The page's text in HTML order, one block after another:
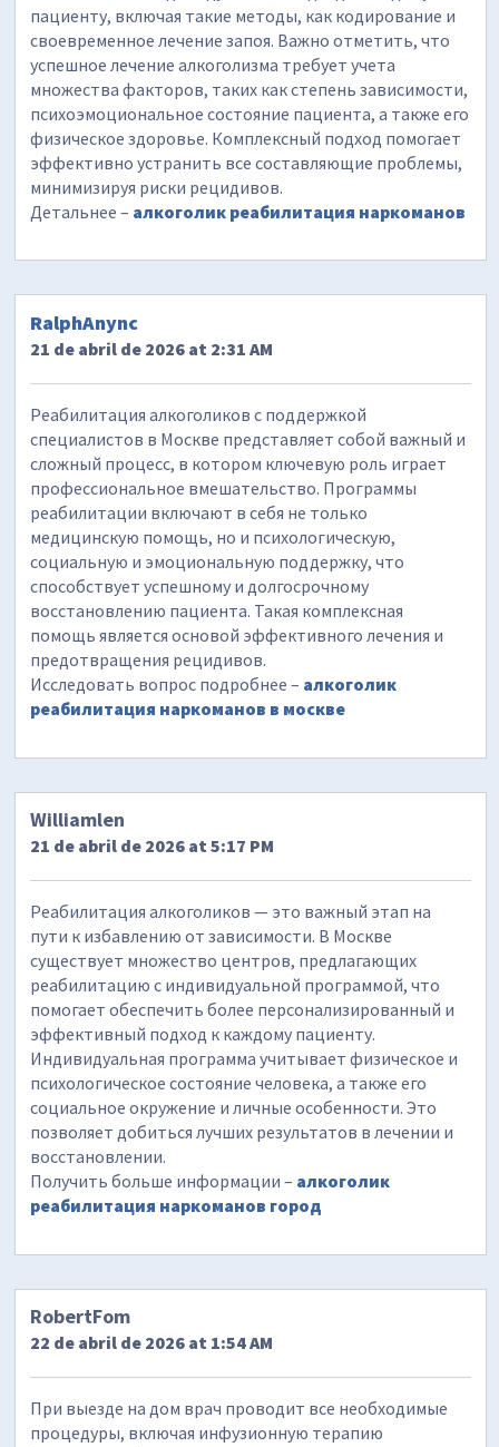
пациенту, включая такие методы, как кодирование и
своевременное лечение запоя. Важно отметить, что
успешное лечение алкоголизма требует учета
множества факторов, таких как степень зависимости,
психоэмоциональное состояние пациента, а также его
физическое здоровье. Комплексный подход помогает
эффективно устранить все составляющие проблемы,
минимизируя риски рецидивов.
Детальнее – алкоголик реабилитация наркоманов
RalphAnync
21 de abril de 2026 at 2:31 AM
Реабилитация алкоголиков с поддержкой
специалистов в Москве представляет собой важный и
сложный процесс, в котором ключевую роль играет
профессиональное вмешательство. Программы
реабилитации включают в себя не только
медицинскую помощь, но и психологическую,
социальную и эмоциональную поддержку, что
способствует успешному и долгосрочному
восстановлению пациента. Такая комплексная
помощь является основой эффективного лечения и
предотвращения рецидивов.
Исследовать вопрос подробнее – алкоголик
реабилитация наркоманов в москве
Williamlen
21 de abril de 2026 at 5:17 PM
Реабилитация алкоголиков — это важный этап на
пути к избавлению от зависимости. В Москве
существует множество центров, предлагающих
реабилитацию с индивидуальной программой, что
помогает обеспечить более персонализированный и
эффективный подход к каждому пациенту.
Индивидуальная программа учитывает физическое и
психологическое состояние человека, а также его
социальное окружение и личные особенности. Это
позволяет добиться лучших результатов в лечении и
восстановлении.
Получить больше информации – алкоголик
реабилитация наркоманов город
RobertFom
22 de abril de 2026 at 1:54 AM
При выезде на дом врач проводит все необходимые
процедуры, включая инфузионную терапию